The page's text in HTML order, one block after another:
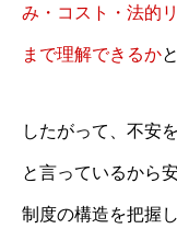
み・コスト・法的
まで理解できるか
したがって、不安
と言っているから
制度の構造を把握